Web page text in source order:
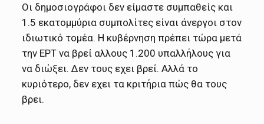
Οι δημοσιογράφοι δεν είμαστε συμπαθείς και
1.5 εκατομμύρια συμπολίτες είναι άνεργοι στον
ιδιωτικό τομέα. Η κυβέρνηση πρέπει τώρα μετά
την ΕΡΤ να βρεί αλλους 1.200 υπαλλήλους για
να διώξει. Δεν τους εχει βρεί. Αλλά το
κυριότερο, δεν εχει τα κριτήρια πώς θα τους
βρει.